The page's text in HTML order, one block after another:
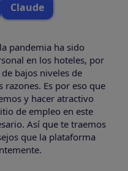
Claude
pandemia ha sido
en los hoteles, por
bajos niveles de
Es por eso que
y hacer atractivo
de empleo en este
Así que te traemos
que la plataforma